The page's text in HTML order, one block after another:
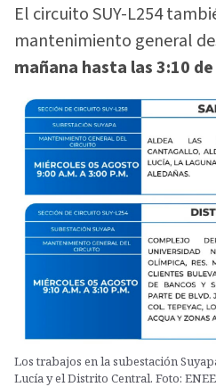
El circuito SUY-L254
mantenimiento general
mañana hasta las 3:10
Los trabajos en la subestación
Lucía y el Distrito Central. Foto: ENEE